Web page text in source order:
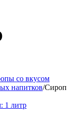
со вкусом
напитков/Сироп